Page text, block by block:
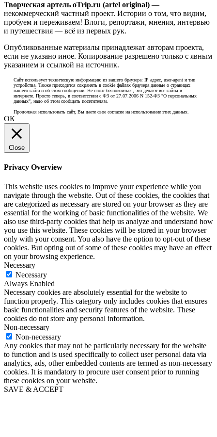
Творческая артель oTrip.ru (artel original) —
некоммерческий частный проект. Истории о том, что видим,
пробуем и переживаем! Влоги, репортажи, мнения, интервью
и путешествия — всё из первых рук.
Опубликованные материалы принадлежат авторам проекта,
если не указано иное. Копирование разрешено только с явным
указанием и ссылкой на источник.
Сайт использует техническую информацию из вашего браузера: IP адрес, user-agent и тип
устройства. Также приходится сохранять в cookie файлах браузера данные о страницах
нашего сайта и об этом сообщении. Не стоит беспокоиться, это делают все сайты в
интернете. Просто теперь, в соответствии с ФЗ от 27.07.2006 N 152-ФЗ "О персональных
данных", надо об этом сообщать посетителям.
Продолжая использовать сайт, Вы даете свое согласие на использование этих данных.
ОК
Close
Privacy Overview
This website uses cookies to improve your experience while you
navigate through the website. Out of these cookies, the cookies that
are categorized as necessary are stored on your browser as they are
essential for the working of basic functionalities of the website. We
also use third-party cookies that help us analyze and understand how
you use this website. These cookies will be stored in your browser
only with your consent. You also have the option to opt-out of these
cookies. But opting out of some of these cookies may have an effect
on your browsing experience.
Necessary
Necessary
Always Enabled
Necessary cookies are absolutely essential for the website to
function properly. This category only includes cookies that ensures
basic functionalities and security features of the website. These
cookies do not store any personal information.
Non-necessary
Non-necessary
Any cookies that may not be particularly necessary for the website
to function and is used specifically to collect user personal data via
analytics, ads, other embedded contents are termed as non-necessary
cookies. It is mandatory to procure user consent prior to running
these cookies on your website.
SAVE & ACCEPT